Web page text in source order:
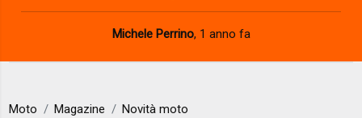
Michele Perrino, 1 anno fa
Moto Magazine Novità moto